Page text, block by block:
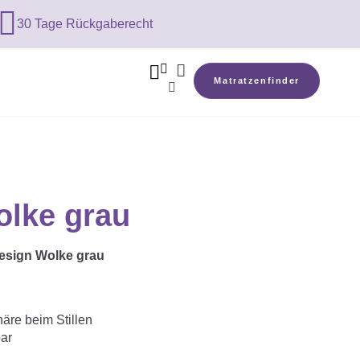
30 Tage Rückgaberecht



Matratzenfinder
grau
Wolke grau
beim Stillen